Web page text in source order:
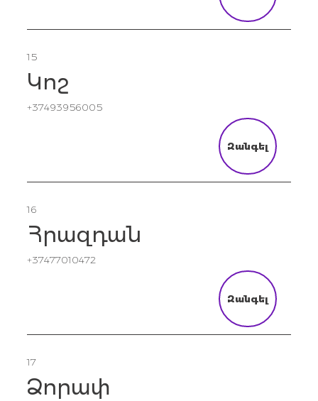
15
Կոշ
+37493956005
Զանգել
16
Հրազդան
+37477010472
Զանգել
17
Ձորափ